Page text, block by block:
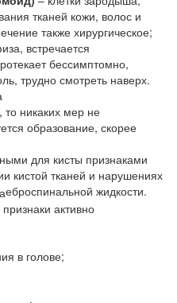
тканей кожи, волос и
также хирургическое;
встречается
бессимптомно,
трудно смотреть наверх.
то никаких мер не
образование, скорее
для кисты признаками
кистой тканей и нарушениях
еброспинальной жидкости.
активно
в голове;